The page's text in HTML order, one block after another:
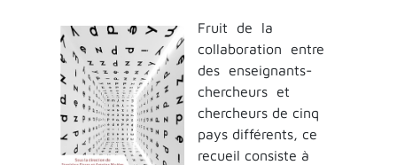
Fruit de la
collaboration entre
des enseignants-
chercheurs et
chercheurs de cinq
pays différents, ce
recueil consiste à